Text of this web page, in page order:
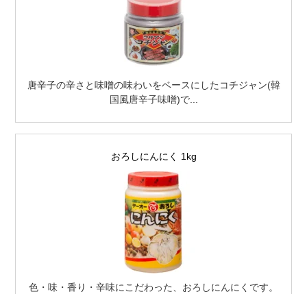
唐辛子の辛さと味噌の味わいをベースにしたコチジャン(韓
国風唐辛子味噌)で...
おろしにんにく 1kg
色・味・香り・辛味にこだわった、おろしにんにくです。